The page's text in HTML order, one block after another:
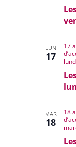
LUN
17
17
MAR
18
18